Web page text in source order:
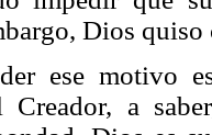
Dios
ese motivo
Creador, a